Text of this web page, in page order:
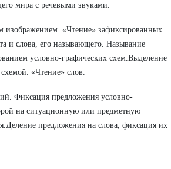
мира с речевыми звуками.
изображением. «Чтение» зафиксированных
и слова, его называющего. Называние
условно-графических схем.Выделение
«Чтение» слов.
Фиксация предложения условно-
на ситуационную или предметную
предложения на слова, фиксация их